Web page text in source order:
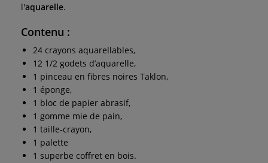
l'aquarelle.
Contenu :
24 crayons aquarellables,
12 1/2 godets d’aquarelle,
1 pinceau en fibres noires Taklon,
1 éponge,
1 bloc de papier abrasif,
1 gomme mie de pain,
1 taille-crayon,
1 palette
1 superbe coffret en bois.